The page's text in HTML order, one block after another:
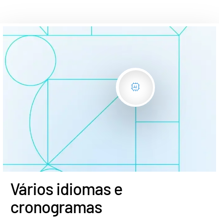
Ofertas Pública Inicial (IPO)
Gerenciamento de fundos
Financiamento
Troca Segura de Documentos
Regulatory, Risk & Compliance
Empréstimos Sindicalizados
Bancos de investimento
Corporates
Institutional Investors
Legal / Law Firms
Hedge Funds
Private Credit
Vários idiomas e
cronogramas